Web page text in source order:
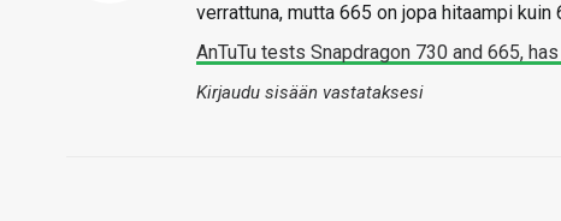
verrattuna, mutta 665 on jopa hitaampi kuin
AnTuTu tests Snapdragon 730 and 665,
Kirjaudu sisään vastataksesi